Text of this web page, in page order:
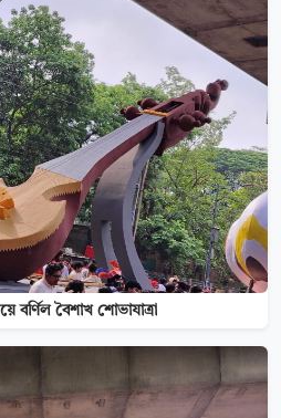
বর্ণিল বৈশাখ শোভাযাত্রা